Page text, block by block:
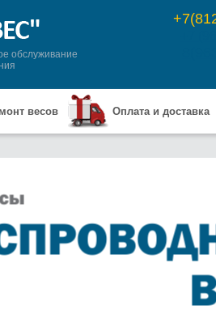
обслуживание
весов Оплата и доставка